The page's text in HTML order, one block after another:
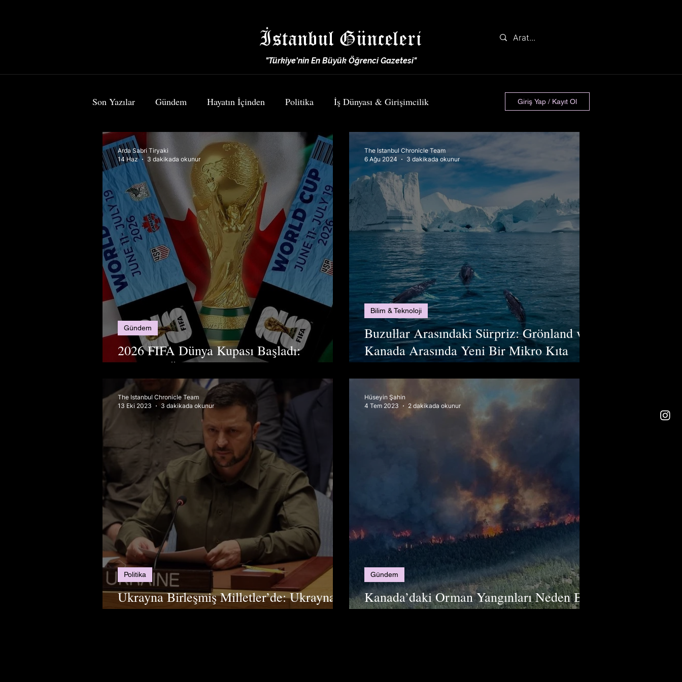
İstanbul Günceleri
"Türkiye'nin En Büyük Öğrenci Gazetesi"
Son Yazılar Gündem Hayatın İçinden Politika İş Dünyası & Girişimcilik
Bilim & Teknoloji Sanat Spor Yemek & Seyahat
Giriş Yap / Kayıt Ol
2026 FIFA Dünya Kupası Başladı:
Futbolun Ötesindeki Turnuva
Gündem
Arda Sabri Tiryaki
14 Haz
3 dakikada okunur
Buzullar Arasındaki Sürpriz: Grönland ve
Kanada Arasında Yeni Bir Mikro Kıta
Keşfedildi!
Bilim & Teknoloji
The Istanbul Chronicle Team
6 Ağu 2024
3 dakikada okunur
Ukrayna Birleşmiş Milletler’de: Ukrayna
Rusya Arasındaki Son Gelişmeler Neler?
Politika
The Istanbul Chronicle Team
13 Eki 2023
3 dakikada okunur
Kanada’daki Orman Yangınları Neden Bu
Kadar Şiddetli?
Gündem
Hüseyin Şahin
4 Tem 2023
2 dakikada okunur